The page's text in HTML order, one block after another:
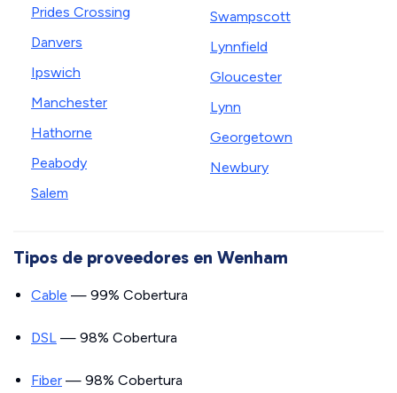
Prides Crossing
Danvers
Ipswich
Manchester
Hathorne
Peabody
Salem
Swampscott
Lynnfield
Gloucester
Lynn
Georgetown
Newbury
Tipos de proveedores en Wenham
Cable — 99% Cobertura
DSL — 98% Cobertura
Fiber — 98% Cobertura